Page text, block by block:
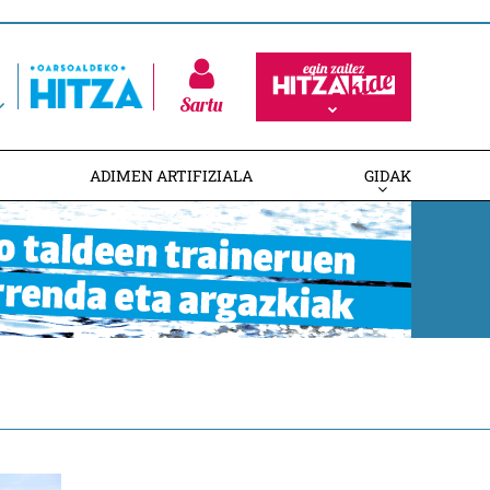
Sartu
ADIMEN ARTIFIZIALA GIDAK